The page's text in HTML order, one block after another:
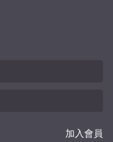
加入會員